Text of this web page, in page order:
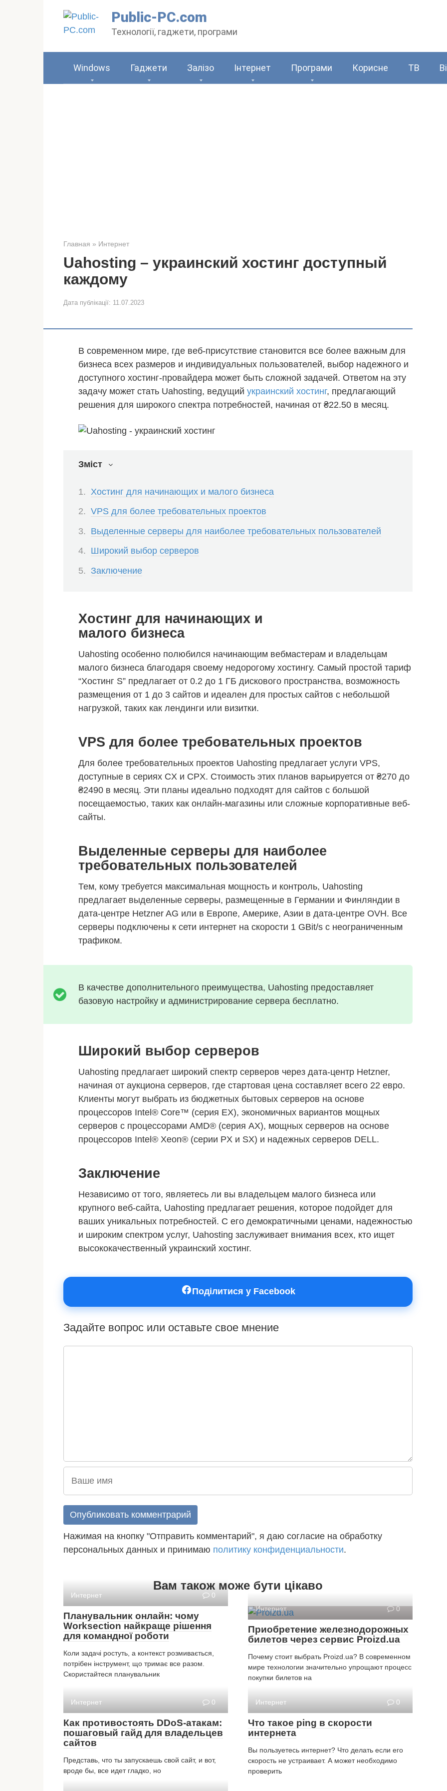
Public-PC.com
Технології, гаджети, програми
Windows Гаджети Залізо Інтернет Програми Корисне ТВ
Главная » Интернет
Uahosting – украинский хостинг доступный
каждому
Дата публікації: 11.07.2023
В современном мире, где веб-присутствие становится все более важным для
бизнеса всех размеров и индивидуальных пользователей, выбор надежного и
доступного хостинг-провайдера может быть сложной задачей. Ответом на эту
задачу может стать Uahosting, ведущий украинский хостинг, предлагающий
решения для широкого спектра потребностей, начиная от ₴22.50 в месяц.
Зміст
Хостинг для начинающих и малого бизнеса
VPS для более требовательных проектов
Выделенные серверы для наиболее требовательных пользователей
Широкий выбор серверов
Заключение
Хостинг для начинающих и
малого бизнеса
Uahosting особенно полюбился начинающим вебмастерам и владельцам
малого бизнеса благодаря своему недорогому хостингу. Самый простой тариф
“Хостинг S” предлагает от 0.2 до 1 ГБ дискового пространства, возможность
размещения от 1 до 3 сайтов и идеален для простых сайтов с небольшой
нагрузкой, таких как лендинги или визитки.
VPS для более требовательных проектов
Для более требовательных проектов Uahosting предлагает услуги VPS,
доступные в сериях CX и CPX. Стоимость этих планов варьируется от ₴270 до
₴2490 в месяц. Эти планы идеально подходят для сайтов с большой
посещаемостью, таких как онлайн-магазины или сложные корпоративные веб-
сайты.
Выделенные серверы для наиболее
требовательных пользователей
Тем, кому требуется максимальная мощность и контроль, Uahosting
предлагает выделенные серверы, размещенные в Германии и Финляндии в
дата-центре Hetzner AG или в Европе, Америке, Азии в дата-центре OVH. Все
серверы подключены к сети интернет на скорости 1 GBit/s с неограниченным
трафиком.
В качестве дополнительного преимущества, Uahosting предоставляет
базовую настройку и администрирование сервера бесплатно.
Широкий выбор серверов
Uahosting предлагает широкий спектр серверов через дата-центр Hetzner,
начиная от аукциона серверов, где стартовая цена составляет всего 22 евро.
Клиенты могут выбрать из бюджетных бытовых серверов на основе
процессоров Intel® Core™ (серия EX), экономичных вариантов мощных
серверов с процессорами AMD® (серия AX), мощных серверов на основе
процессоров Intel® Xeon® (серии PX и SX) и надежных серверов DELL.
Заключение
Независимо от того, являетесь ли вы владельцем малого бизнеса или
крупного веб-сайта, Uahosting предлагает решения, которое подойдет для
ваших уникальных потребностей. С его демократичными ценами, надежностью
и широким спектром услуг, Uahosting заслуживает внимания всех, кто ищет
высококачественный украинский хостинг.
Поділитися у Facebook
Задайте вопрос или оставьте свое мнение
Нажимая на кнопку "Отправить комментарий", я даю согласие на обработку
персональных данных и принимаю политику конфиденциальности.
Вам також може бути цікаво
Интернет 0
Планувальник онлайн: чому
Worksection найкраще рішення
для командної роботи
Коли задачі ростуть, а контекст розмивається,
потрібен інструмент, що тримає все разом.
Скористайтеся планувальник
Интернет 0
Приобретение железнодорожных
билетов через сервис Proizd.ua
Почему стоит выбрать Proizd.ua? В современном
мире технологии значительно упрощают процесс
покупки билетов на
Интернет 0
Как противостоять DDoS-атакам:
пошаговый гайд для владельцев
сайтов
Представь, что ты запускаешь свой сайт, и вот,
вроде бы, все идет гладко, но
Интернет 0
Что такое ping в скорости
интернета
Вы пользуетесь интернет? Что делать если его
скорость не устраивает. А может необходимо
проверить